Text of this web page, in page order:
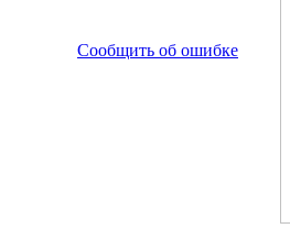
Сообщить об ошибке